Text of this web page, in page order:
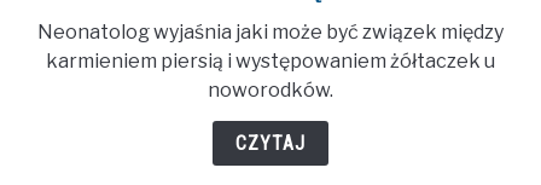
karmienie
piersią
może
powodować
żółtaczkę?
Neonatolog wyjaśnia jaki może być związek między
karmieniem piersią i występowaniem żółtaczek u
noworodków.
CZYTAJ